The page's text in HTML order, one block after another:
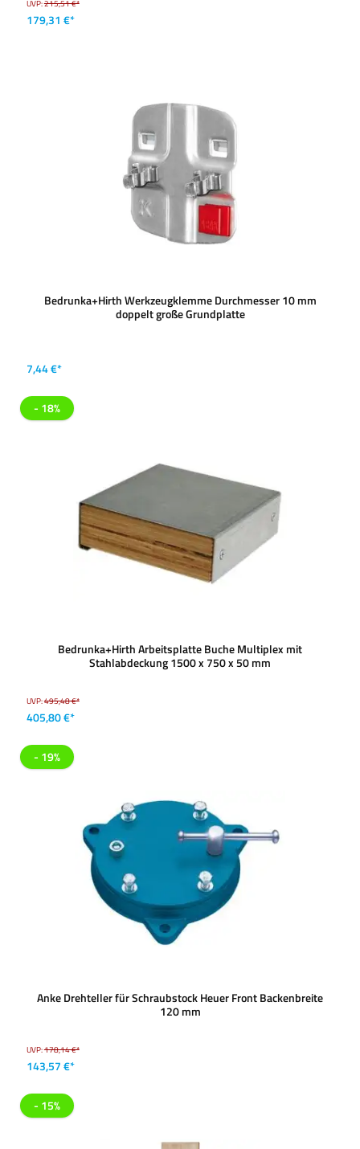
UVP:215,51 €*
179,31 €*
Bedrunka+Hirth Werkzeugklemme Durchmesser 10 mm
doppelt große Grundplatte
7,44 €*
- 18%
Bedrunka+Hirth Arbeitsplatte Buche Multiplex mit
Stahlabdeckung 1500 x 750 x 50 mm
UVP:495,48 €*
405,80 €*
- 19%
Anke Drehteller für Schraubstock Heuer Front Backenbreite
120 mm
UVP:178,14 €*
143,57 €*
- 15%